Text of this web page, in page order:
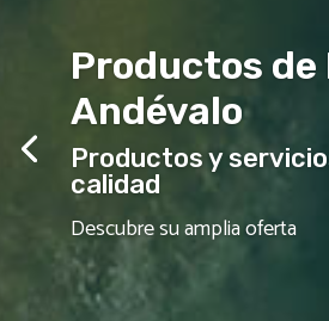
Productos de
Andévalo
Productos y
calidad
Descubre su amplia oferta